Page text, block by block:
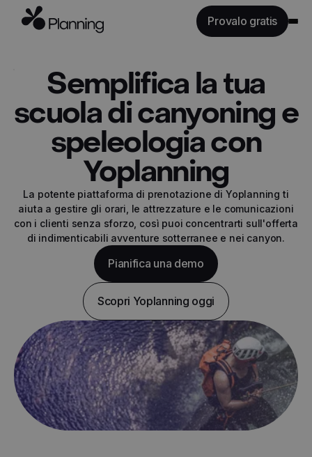
Provalo gratis
Caratteristiche
Industrie
Tariffe
API
Risorse
Accedi
Semplifica la tua
scuola di canyoning e
speleologia con
Yoplanning
La potente piattaforma di prenotazione di Yoplanning ti
aiuta a gestire gli orari, le attrezzature e le comunicazioni
con i clienti senza sforzo, così puoi concentrarti sull'offerta
di indimenticabili avventure sotterranee e nei canyon.
Pianifica una demo
Scopri Yoplanning oggi